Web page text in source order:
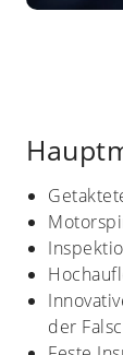
der